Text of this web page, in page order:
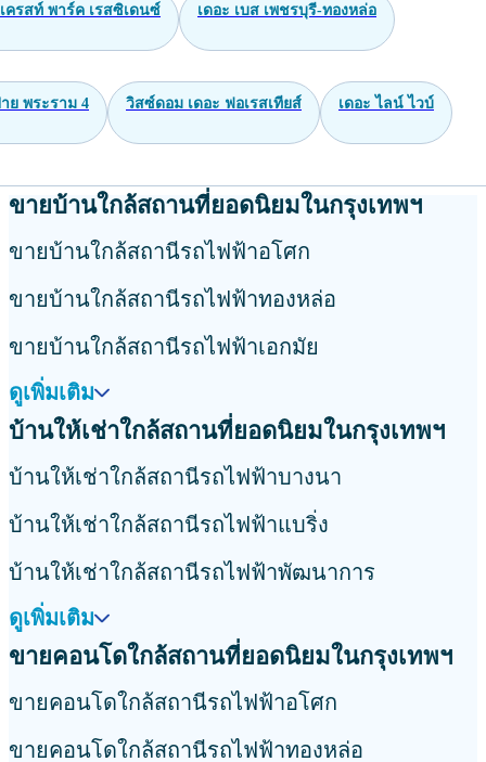
ครสท์ พาร์ค เรสซิเดนซ์ เดอะ เบส เพชรบุรี-ทองหล่อ
ย พระราม 4 วิสซ์ดอม เดอะ ฟอเรสเทียส์ เดอะ ไลน์ ไวบ์
ขายบ้านใกล้สถานที่ยอดนิยมในกรุงเทพฯ
ขายบ้านใกล้สถานีรถไฟฟ้าอโศก
ขายบ้านใกล้สถานีรถไฟฟ้าทองหล่อ
ขายบ้านใกล้สถานีรถไฟฟ้าเอกมัย
ดูเพิ่มเติม
บ้านให้เช่าใกล้สถานที่ยอดนิยมในกรุงเทพฯ
บ้านให้เช่าใกล้สถานีรถไฟฟ้าบางนา
บ้านให้เช่าใกล้สถานีรถไฟฟ้าแบริ่ง
บ้านให้เช่าใกล้สถานีรถไฟฟ้าพัฒนาการ
ดูเพิ่มเติม
ขายคอนโดใกล้สถานที่ยอดนิยมในกรุงเทพฯ
ขายคอนโดใกล้สถานีรถไฟฟ้าอโศก
ขายคอนโดใกล้สถานีรถไฟฟ้าทองหล่อ